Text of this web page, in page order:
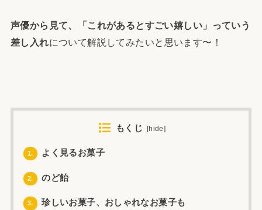
声優から見て、「これがあるとすごい嬉しい」っていう
差し入れについて解説してみたいと思います〜！
もくじ [hide]
1. よく見るお菓子
2. のど飴
3. 珍しいお菓子、おしゃれなお菓子も